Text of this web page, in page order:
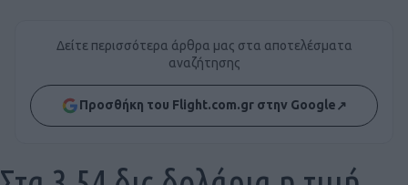
Δείτε περισσότερα άρθρα μας στα αποτελέσματα
αναζήτησης
Προσθήκη του Flight.com.gr στην Google↗